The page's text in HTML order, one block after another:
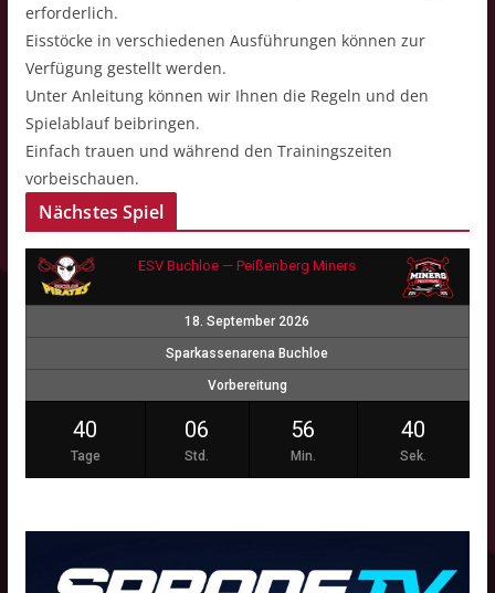
erforderlich.
Eisstöcke in verschiedenen Ausführungen können zur
Verfügung gestellt werden.
Unter Anleitung können wir Ihnen die Regeln und den
Spielablauf beibringen.
Einfach trauen und während den Trainingszeiten
vorbeischauen.
Nächstes Spiel
ESV Buchloe — Peißenberg Miners
18. September 2026
Sparkassenarena Buchloe
Vorbereitung
40
Tage
06
Std.
56
Min.
40
Sek.